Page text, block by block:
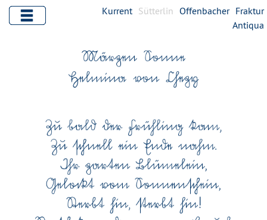
Kurrent Sütterlin Offenbacher Fraktur
Antiqua